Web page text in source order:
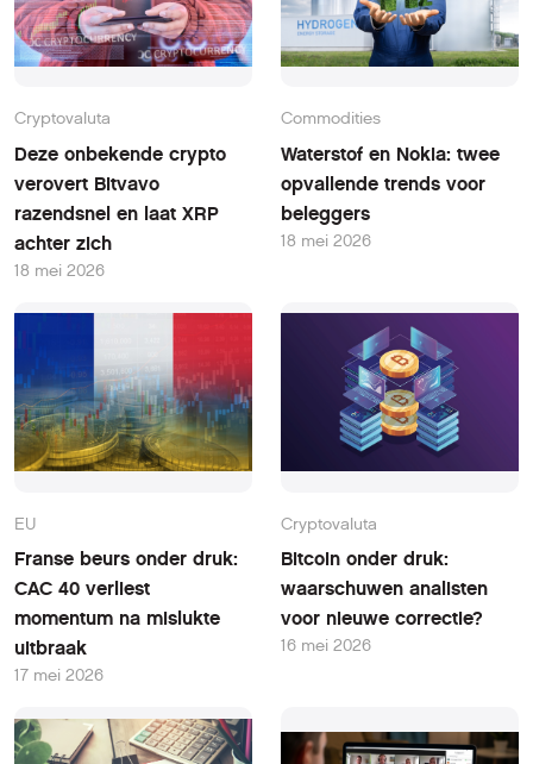
Cryptovaluta
Deze onbekende crypto
verovert Bitvavo
razendsnel en laat XRP
achter zich
18 mei 2026
Commodities
Waterstof en Nokia: twee
opvallende trends voor
beleggers
18 mei 2026
EU
Franse beurs onder druk:
CAC 40 verliest
momentum na mislukte
uitbraak
17 mei 2026
Cryptovaluta
Bitcoin onder druk:
waarschuwen analisten
voor nieuwe correctie?
16 mei 2026